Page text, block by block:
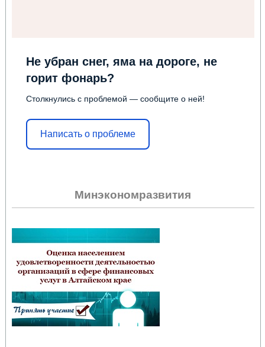
Не убран снег, яма на дороге, не
горит фонарь?
Столкнулись с проблемой — сообщите о ней!
Написать о проблеме
Минэкономразвития